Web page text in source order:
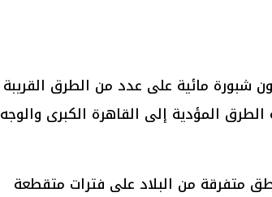
شبورة مائية على عدد من الطرق القريبة
المؤدية إلى القاهرة الكبرى والوجه
متفرقة من البلاد على فترات متقطعة